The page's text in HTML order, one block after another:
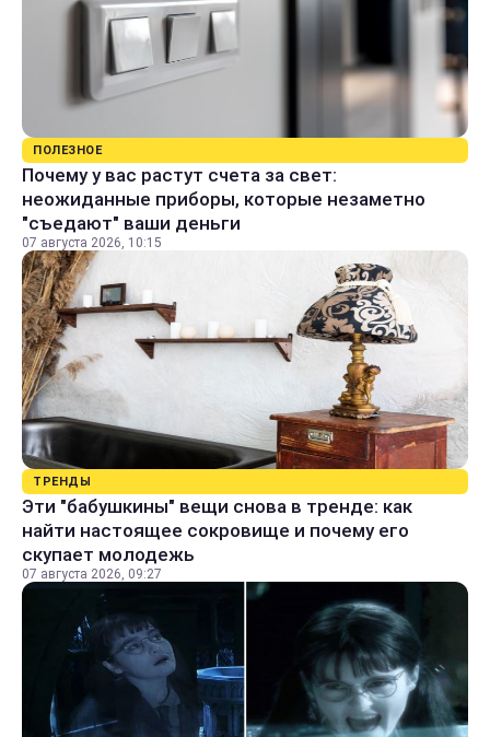
ПОЛЕЗНОЕ
Почему у вас растут счета за свет:
неожиданные приборы, которые незаметно
"съедают" ваши деньги
07 августа 2026, 10:15
ТРЕНДЫ
Эти "бабушкины" вещи снова в тренде: как
найти настоящее сокровище и почему его
скупает молодежь
07 августа 2026, 09:27